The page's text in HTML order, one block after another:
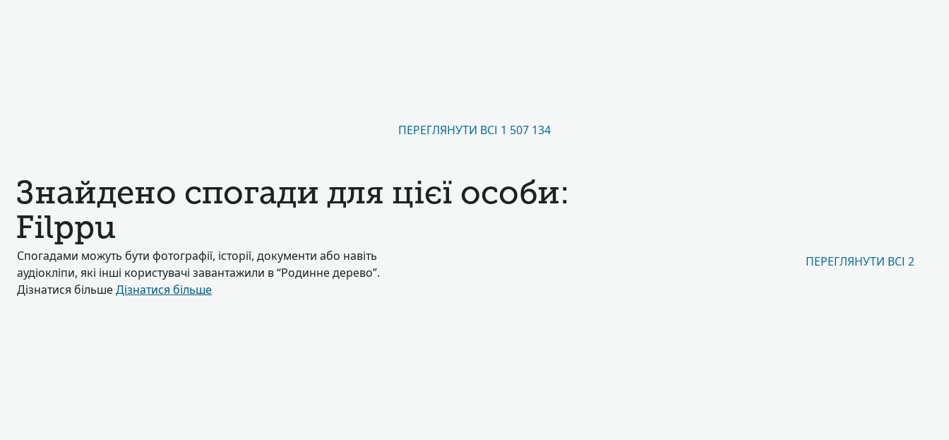
ПЕРЕГЛЯНУТИ ВСІ 1 507 134
Знайдено спогади для цієї особи:
Filppu
Спогадами можуть бути фотографії, історії, документи або навіть
аудіокліпи, які інші користувачі завантажили в “Родинне дерево”.
Дізнатися більше Дізнатися більше
ПЕРЕГЛЯНУТИ ВСІ 2